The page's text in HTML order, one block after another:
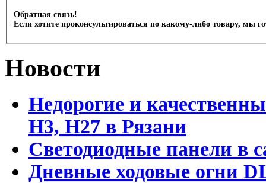
Обратная связь!
Если хотите проконсультироваться по какому-либо товару, мы
Новости
Недорогие и
Н3, Н27 в Рязани
Светодиодные панели в
Дневные ходовые огни